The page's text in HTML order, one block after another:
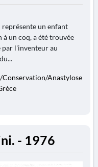
un enfant
un coq, a été trouvée
par l'inventeur au
Conservation/Anastylose
- 1976